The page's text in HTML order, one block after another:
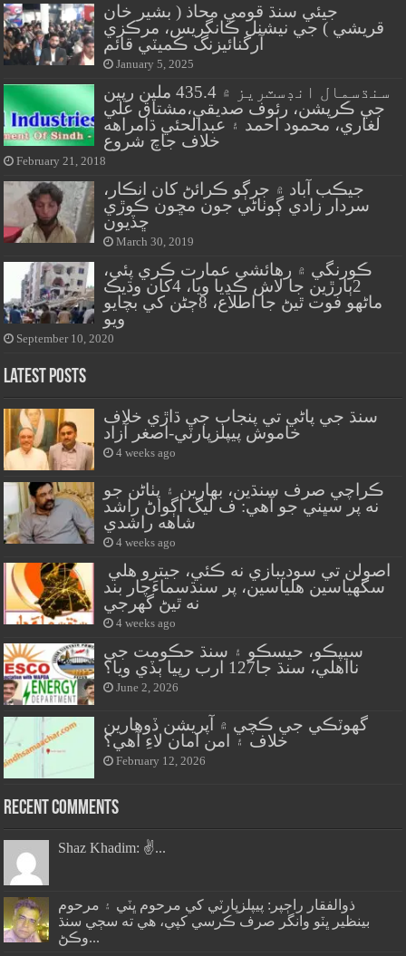
جيئي سنڌ قومي محاذ ( بشير خان
قريشي ) جي نيشنل ڪانگريس، مرڪزي
آرگنائيزنگ ڪميٽي قائم
January 5, 2025
سنڌسمال انڊسٽريز ۾ 435.4 ملين رپين
جي ڪرپشن، رئوف صديقي،مشتاق علي
لغاري، محمود احمد ۽ عبدالحئي ڌامراهه
خلاف جاچ شروع
February 21, 2018
جيڪب آباد ۾ جرڳو ڪرائڻ کان انڪار،
سردار زادي ڳوٺاڻي جون مڇون ڪوڙي
ڇڏيون
March 30, 2019
ڪورنگي ۾ رهائشي عمارت ڪري پئي،
2ٻارڙين جا لاش ڪڍيا ويا، 4کان وڌيڪ
ماڻهو فوت ٿيڻ جا اطلاع، 8ڄڻن کي بچايو
ويو
September 10, 2020
Latest Posts
سنڌ جي پاڻي تي پنجاب جي ڌاڙي خلاف
خاموش پيپلزپارٽي-اصغر آزاد
4 weeks ago
ڪراچي صرف سنڌين، بهارين ۽ پٺاڻن جو
نه پر سڀني جو آهي: ف ليگ اڳواڻ راشد
شاهه راشدي
4 weeks ago
سگهياسين هلياسين، پر سنڌسماءَچار بند
نه ٿيڻ گهرجي
4 weeks ago
سيپڪو، حيسڪو ۽ سنڌ حڪومت جي
نااهلي، سنڌ جا127 ارب رپيا ٻڏي ويا؟
June 2, 2026
گهوٽڪي جي ڪچي ۾ آپريشن ڏوهارين
خلاف ۽ امن امان لاءِ آهي؟
February 12, 2026
Recent Comments
Shaz Khadim: ✌️...
ذوالفقار راڄپر: پيپلزپارٽي کي مرحوم ڀٽي ۽ مرحوم
بينظير ڀٽو وانگر صرف ڪرسي کپي، هي ته سڄي سنڌ
وڪڻ...